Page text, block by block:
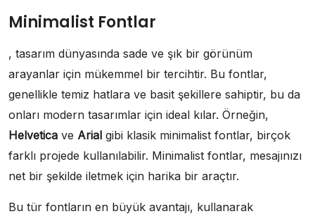
Minimalist Fontlar
, tasarım dünyasında sade ve şık bir görünüm
arayanlar için mükemmel bir tercihtir. Bu fontlar,
genellikle temiz hatlara ve basit şekillere sahiptir, bu da
onları modern tasarımlar için ideal kılar. Örneğin,
Helvetica ve Arial gibi klasik minimalist fontlar, birçok
farklı projede kullanılabilir. Minimalist fontlar, mesajınızı
net bir şekilde iletmek için harika bir araçtır.
Bu tür fontların en büyük avantajı, kullanarak